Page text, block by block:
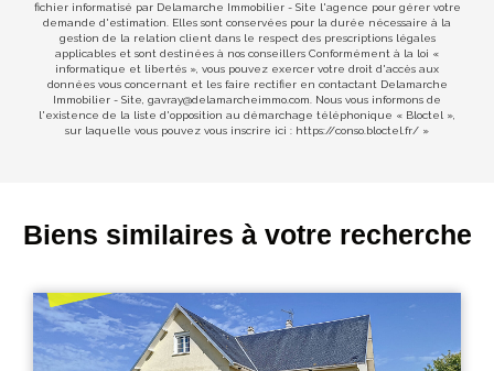
fichier informatisé par Delamarche Immobilier - Site l'agence pour gérer votre
demande d'estimation. Elles sont conservées pour la durée nécessaire à la
gestion de la relation client dans le respect des prescriptions légales
applicables et sont destinées à nos conseillers Conformément à la loi «
informatique et libertés », vous pouvez exercer votre droit d'accès aux
données vous concernant et les faire rectifier en contactant Delamarche
Immobilier - Site, gavray@delamarcheimmo.com. Nous vous informons de
l'existence de la liste d'opposition au démarchage téléphonique « Bloctel »,
sur laquelle vous pouvez vous inscrire ici : https://conso.bloctel.fr/ »
Biens similaires à votre recherche